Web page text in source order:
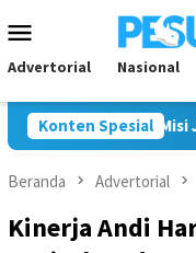
ke
kontenMobile
Advertorial Nasional
Konten Spesial
FC Bawa Misi Juara di
Beranda Advertorial
Kinerja Andi